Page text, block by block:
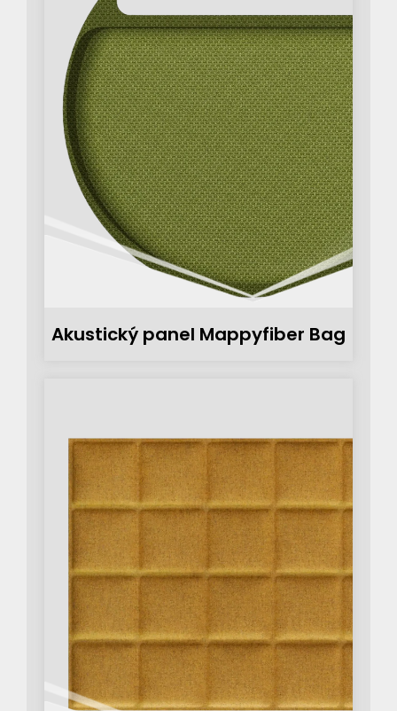
Akustický panel Mappyfiber Bag